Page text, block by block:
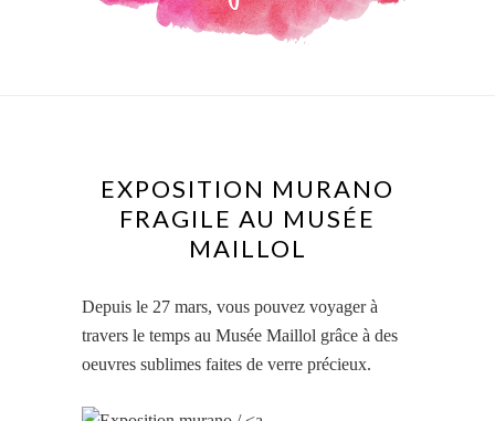
EXPOSITION MURANO
FRAGILE AU MUSÉE
MAILLOL
Depuis le 27 mars, vous pouvez voyager à
travers le temps au Musée Maillol grâce à des
oeuvres sublimes faites de verre précieux.